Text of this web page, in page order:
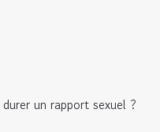
un rapport sexuel ?